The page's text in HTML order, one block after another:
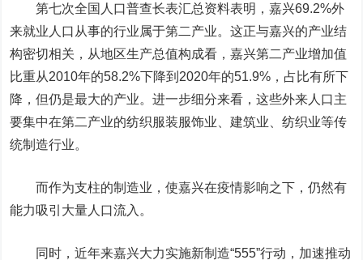
第七次全国人口普查长表汇总资料表明，嘉兴69.2%外
来就业人口从事的行业属于第二产业。这正与嘉兴的产业结
构密切相关，从地区生产总值构成看，嘉兴第二产业增加值
比重从2010年的58.2%下降到2020年的51.9%，占比有所下
降，但仍是最大的产业。进一步细分来看，这些外来人口主
要集中在第二产业的纺织服装服饰业、建筑业、纺织业等传
统制造行业。
而作为支柱的制造业，使嘉兴在疫情影响之下，仍然有
能力吸引大量人口流入。
同时，近年来嘉兴大力实施新制造“555”行动，加速推动